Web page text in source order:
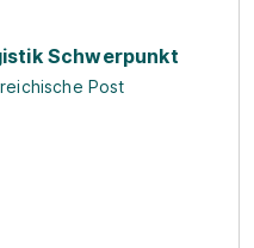
Schwerpunkt
Post